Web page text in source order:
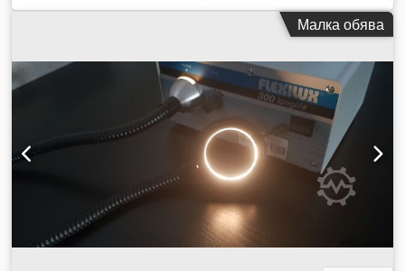
Малка обява